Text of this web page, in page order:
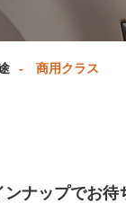
商用クラス
ナップでお